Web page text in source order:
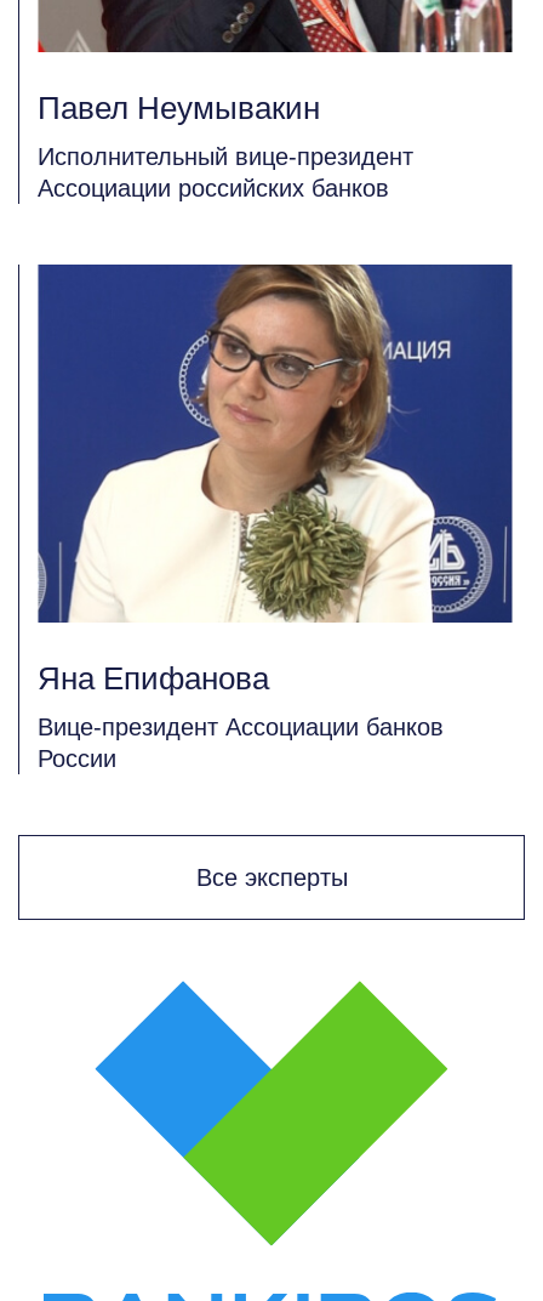
Павел Неумывакин
Исполнительный вице-президент
Ассоциации российских банков
Яна Епифанова
Вице-президент Ассоциации банков
России
Все эксперты